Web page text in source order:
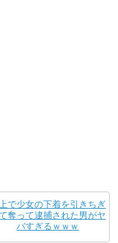
で少女の下着を引きちぎ
奪って逮捕された男がヤ
バすぎるｗｗｗ